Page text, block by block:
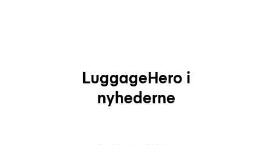
LuggageHero i
nyhederne